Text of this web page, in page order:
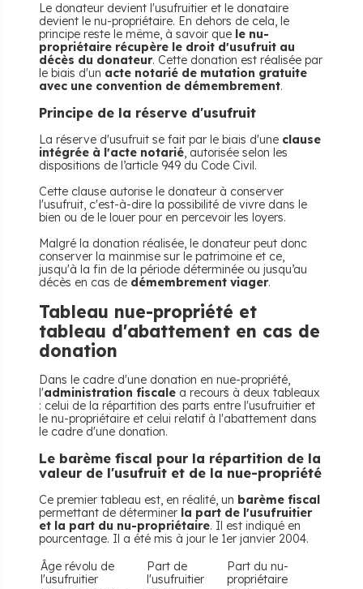
Le donateur devient l'usufruitier et le donataire
devient le nu-propriétaire. En dehors de cela, le
principe reste le même, à savoir que le nu-
propriétaire récupère le droit d'usufruit au
décès du donateur. Cette donation est réalisée par
le biais d'un acte notarié de mutation gratuite
avec une convention de démembrement.
Principe de la réserve d'usufruit
La réserve d'usufruit se fait par le biais d'une clause
intégrée à l'acte notarié, autorisée selon les
dispositions de l’article 949 du Code Civil.
Cette clause autorise le donateur à conserver
l'usufruit, c'est-à-dire la possibilité de vivre dans le
bien ou de le louer pour en percevoir les loyers.
Malgré la donation réalisée, le donateur peut donc
conserver la mainmise sur le patrimoine et ce,
jusqu'à la fin de la période déterminée ou jusqu’au
décès en cas de démembrement viager.
Tableau nue-propriété et
tableau d'abattement en cas de
donation
Dans le cadre d'une donation en nue-propriété,
l'administration fiscale a recours à deux tableaux
: celui de la répartition des parts entre l'usufruitier et
le nu-propriétaire et celui relatif à l'abattement dans
le cadre d'une donation.
Le barème fiscal pour la répartition de la
valeur de l'usufruit et de la nue-propriété
Ce premier tableau est, en réalité, un barème fiscal
permettant de déterminer la part de l'usufruitier
et la part du nu-propriétaire. Il est indiqué en
pourcentage. Il a été mis à jour le 1er janvier 2004.
Âge révolu de
l'usufruitier
Part de
l'usufruitier
Part du nu-
propriétaire